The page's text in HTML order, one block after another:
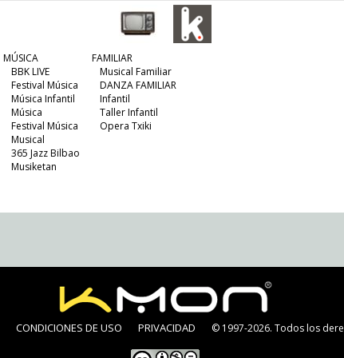
MÚSICA
BBK LIVE
Festival Música
Música Infantil
Música
Festival Música
Musical
365 Jazz Bilbao
Musiketan
FAMILIAR
Musical Familiar
DANZA FAMILIAR
Infantil
Taller Infantil
Opera Txiki
CONDICIONES DE USO PRIVACIDAD © 1997-2026. Todos los